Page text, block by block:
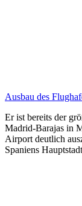
Ausbau des
Er ist bereits der
Madrid-Barajas in
Airport deutlich
Spaniens